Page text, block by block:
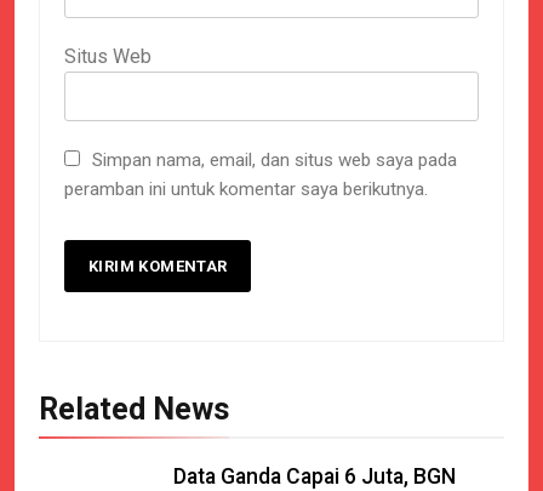
Situs Web
Simpan nama, email, dan situs web saya pada
peramban ini untuk komentar saya berikutnya.
Related News
Data Ganda Capai 6 Juta, BGN